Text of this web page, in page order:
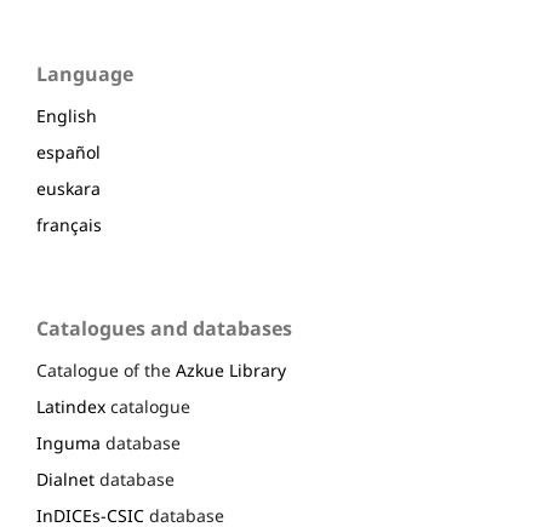
Language
English
español
euskara
français
Catalogues and databases
Catalogue of the Azkue Library
Latindex catalogue
Inguma database
Dialnet database
InDICEs-CSIC database